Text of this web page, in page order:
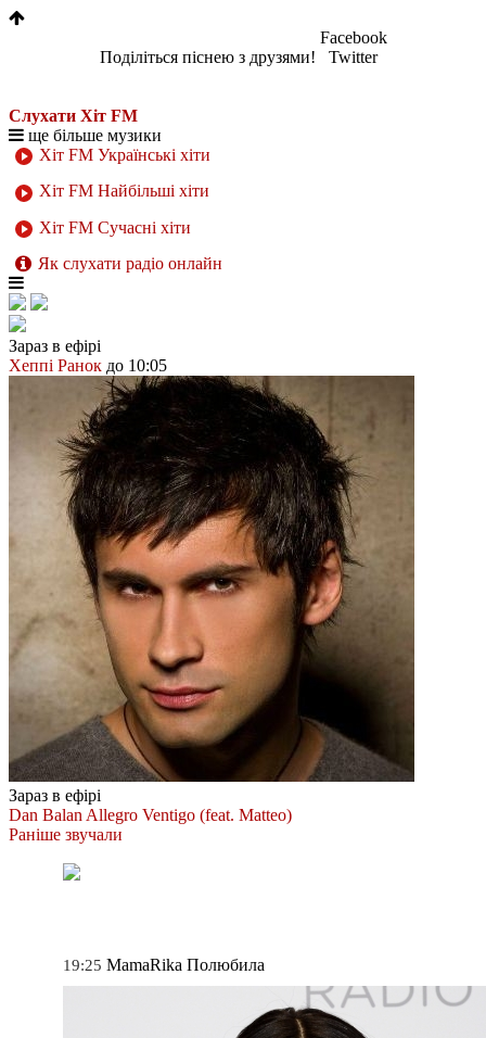
Поділіться піснею з друзями!
Facebook
Twitter
Слухати Хіт FM
ще більше музики
Хіт FM Українські хіти
Хіт FM Найбільші хіти
Хіт FM Сучасні хіти
Як слухати радіо онлайн
Зараз в ефірі
Хеппі Ранок до 10:05
Зараз в ефірі
Dan Balan Allegro Ventigo (feat. Matteo)
Раніше звучали
19:25 MamaRika Полюбила